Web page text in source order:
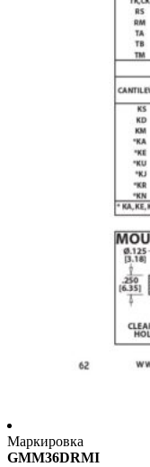
Маркировка
GMM36DRMI